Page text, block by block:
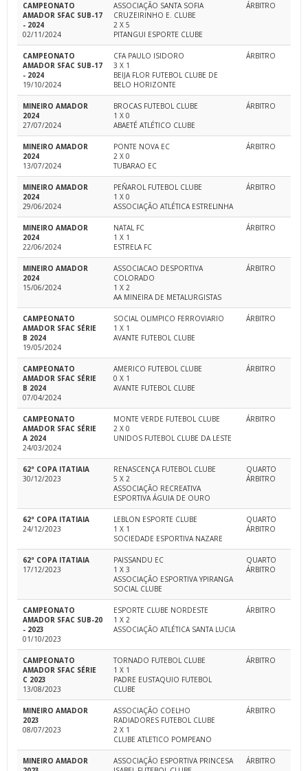
CAMPEONATO
AMADOR SFAC SUB-17
- 2024
02/11/2024
ASSOCIAÇÃO SANTA SOFIA
CRUZEIRINHO E. CLUBE
2 X 5
PITANGUI ESPORTE CLUBE
ÁRBITRO
CAMPEONATO
AMADOR SFAC SUB-17
- 2024
19/10/2024
CFA PAULO ISIDORO
3 X 1
BEIJA FLOR FUTEBOL CLUBE DE
BELO HORIZONTE
ÁRBITRO
MINEIRO AMADOR
2024
27/07/2024
BROCAS FUTEBOL CLUBE
1 X 0
ABAETÉ ATLÉTICO CLUBE
ÁRBITRO
MINEIRO AMADOR
2024
13/07/2024
PONTE NOVA EC
2 X 0
TUBARAO EC
ÁRBITRO
MINEIRO AMADOR
2024
29/06/2024
PEÑAROL FUTEBOL CLUBE
1 X 0
ASSOCIAÇÃO ATLÉTICA ESTRELINHA
ÁRBITRO
MINEIRO AMADOR
2024
22/06/2024
NATAL FC
1 X 1
ESTRELA FC
ÁRBITRO
MINEIRO AMADOR
2024
15/06/2024
ASSOCIACAO DESPORTIVA
COLORADO
1 X 2
AA MINEIRA DE METALURGISTAS
ÁRBITRO
CAMPEONATO
AMADOR SFAC SÉRIE
B 2024
19/05/2024
SOCIAL OLIMPICO FERROVIARIO
1 X 1
AVANTE FUTEBOL CLUBE
ÁRBITRO
CAMPEONATO
AMADOR SFAC SÉRIE
B 2024
07/04/2024
AMERICO FUTEBOL CLUBE
0 X 1
AVANTE FUTEBOL CLUBE
ÁRBITRO
CAMPEONATO
AMADOR SFAC SÉRIE
A 2024
24/03/2024
MONTE VERDE FUTEBOL CLUBE
2 X 0
UNIDOS FUTEBOL CLUBE DA LESTE
ÁRBITRO
62ª COPA ITATIAIA
30/12/2023
RENASCENÇA FUTEBOL CLUBE
5 X 2
ASSOCIAÇÃO RECREATIVA
ESPORTIVA ÁGUIA DE OURO
QUARTO
ÁRBITRO
62ª COPA ITATIAIA
24/12/2023
LEBLON ESPORTE CLUBE
1 X 1
SOCIEDADE ESPORTIVA NAZARE
QUARTO
ÁRBITRO
62ª COPA ITATIAIA
17/12/2023
PAISSANDU EC
1 X 3
ASSOCIAÇÃO ESPORTIVA YPIRANGA
SOCIAL CLUBE
QUARTO
ÁRBITRO
CAMPEONATO
AMADOR SFAC SUB-20
- 2023
01/10/2023
ESPORTE CLUBE NORDESTE
1 X 2
ASSOCIAÇÃO ATLÉTICA SANTA LUCIA
ÁRBITRO
CAMPEONATO
AMADOR SFAC SÉRIE
C 2023
13/08/2023
TORNADO FUTEBOL CLUBE
1 X 1
PADRE EUSTAQUIO FUTEBOL
CLUBE
ÁRBITRO
MINEIRO AMADOR
2023
08/07/2023
ASSOCIAÇÃO COELHO
RADIADORES FUTEBOL CLUBE
2 X 1
CLUBE ATLETICO POMPEANO
ÁRBITRO
MINEIRO AMADOR
ASSOCIAÇÃO ESPORTIVA PRINCESA
ÁRBITRO